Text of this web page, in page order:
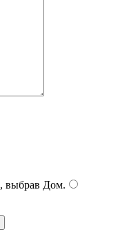
выбрав Дом.